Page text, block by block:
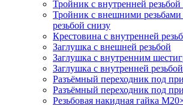
Тройник с внутренней резьбой
Тройник с внешними резьбами
резьбой снизу
Крестовина с внутренней
Заглушка с внешней резьбой
Заглушка с внутренним
Заглушка с внутренней резьбой
Разъёмный переходник под
Разъёмный переходник под
Резьбовая накидная гайка